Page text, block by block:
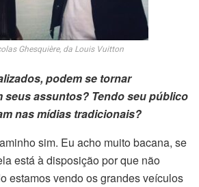
Ghesquière, da Louis Vuitton
podem se tornar
seus assuntos? Tendo seu público
nas mídias tradicionais?
sim. Eu acho muito bacana, se
está à disposição por que não
estamos vendo os grandes veículos